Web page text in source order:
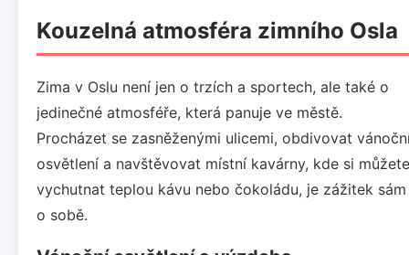
Kouzelná atmosféra zimního Osla
Zima v Oslu není jen o trzích a sportech, ale také o
jedinečné atmosféře, která panuje ve městě.
Procházet se zasněženými ulicemi, obdivovat
osvětlení a navštěvovat místní kavárny, kde si můžete
vychutnat teplou kávu nebo čokoládu, je zážitek sám
o sobě.